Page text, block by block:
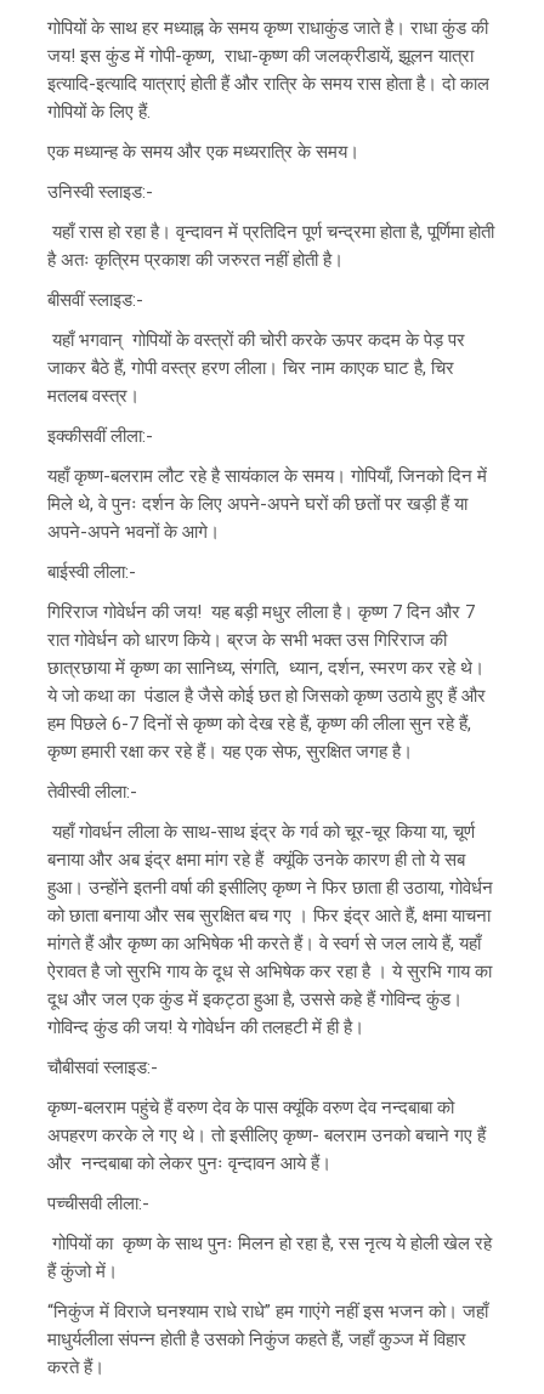
गोपियों के साथ हर मध्याह्न के समय कृष्ण राधाकुंड जाते है। राधा कुंड की
जय! इस कुंड में गोपी-कृष्ण, राधा-कृष्ण की जलक्रीडायें, झूलन यात्रा
इत्यादि-इत्यादि यात्राएं होती हैं और रात्रि के समय रास होता है। दो काल
गोपियों के लिए हैं.
एक मध्यान्ह के समय और एक मध्यरात्रि के समय।
उनिस्वी स्लाइड:-
यहाँ रास हो रहा है। वृन्दावन में प्रतिदिन पूर्ण चन्द्रमा होता है, पूर्णिमा होती
है अतः कृत्रिम प्रकाश की जरुरत नहीं होती है।
बीसवीं स्लाइड:-
यहाँ भगवान् गोपियों के वस्त्रों की चोरी करके ऊपर कदम के पेड़ पर
जाकर बैठे हैं, गोपी वस्त्र हरण लीला। चिर नाम काएक घाट है, चिर
मतलब वस्त्र।
इक्कीसवीं लीला:-
यहाँ कृष्ण-बलराम लौट रहे है सायंकाल के समय। गोपियाँ, जिनको दिन में
मिले थे, वे पुनः दर्शन के लिए अपने-अपने घरों की छतों पर खड़ी हैं या
अपने-अपने भवनों के आगे।
बाईस्वी लीला:-
गिरिराज गोवेर्धन की जय! यह बड़ी मधुर लीला है। कृष्ण 7 दिन और 7
रात गोवेर्धन को धारण किये। ब्रज के सभी भक्त उस गिरिराज की
छात्रछाया में कृष्ण का सानिध्य, संगति, ध्यान, दर्शन, स्मरण कर रहे थे।
ये जो कथा का पंडाल है जैसे कोई छत हो जिसको कृष्ण उठाये हुए हैं और
हम पिछले 6-7 दिनों से कृष्ण को देख रहे हैं, कृष्ण की लीला सुन रहे हैं,
कृष्ण हमारी रक्षा कर रहे हैं। यह एक सेफ, सुरक्षित जगह है।
तेवीस्वी लीला:-
यहाँ गोवर्धन लीला के साथ-साथ इंद्र के गर्व को चूर-चूर किया या, चूर्ण
बनाया और अब इंद्र क्षमा मांग रहे हैं क्यूंकि उनके कारण ही तो ये सब
हुआ। उन्होंने इतनी वर्षा की इसीलिए कृष्ण ने फिर छाता ही उठाया, गोवेर्धन
को छाता बनाया और सब सुरक्षित बच गए । फिर इंद्र आते हैं, क्षमा याचना
मांगते हैं और कृष्ण का अभिषेक भी करते हैं। वे स्वर्ग से जल लाये हैं, यहाँ
ऐरावत है जो सुरभि गाय के दूध से अभिषेक कर रहा है । ये सुरभि गाय का
दूध और जल एक कुंड में इकट्ठा हुआ है, उससे कहे हैं गोविन्द कुंड।
गोविन्द कुंड की जय! ये गोवेर्धन की तलहटी में ही है।
चौबीसवां स्लाइड:-
कृष्ण-बलराम पहुंचे हैं वरुण देव के पास क्यूंकि वरुण देव नन्दबाबा को
अपहरण करके ले गए थे। तो इसीलिए कृष्ण- बलराम उनको बचाने गए हैं
और नन्दबाबा को लेकर पुनः वृन्दावन आये हैं।
पच्चीसवी लीला:-
गोपियों का कृष्ण के साथ पुनः मिलन हो रहा है, रस नृत्य ये होली खेल रहे
हैं कुंजो में।
“निकुंज में विराजे घनश्याम राधे राधे” हम गाएंगे नहीं इस भजन को। जहाँ
माधुर्यलीला संपन्न होती है उसको निकुंज कहते हैं, जहाँ कुञ्ज में विहार
करते हैं।